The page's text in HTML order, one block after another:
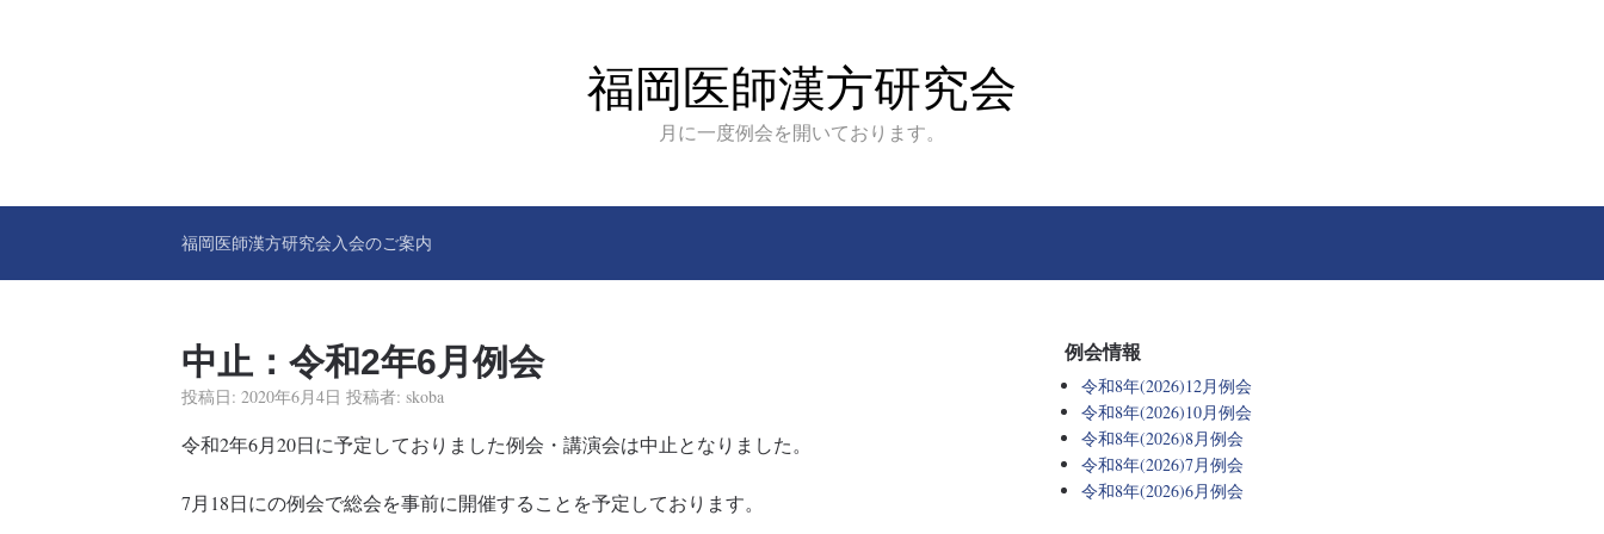
福岡医師漢方研究会
月に一度例会を開いております。
福岡医師漢方研究会入会のご案内
中止：令和2年6月例会
投稿日: 2020年6月4日 投稿者: skoba
令和2年6月20日に予定しておりました例会・講演会は中止となりました。
7月18日にの例会で総会を事前に開催することを予定しております。
例会情報
令和8年(2026)12月例会
令和8年(2026)10月例会
令和8年(2026)8月例会
令和8年(2026)7月例会
令和8年(2026)6月例会